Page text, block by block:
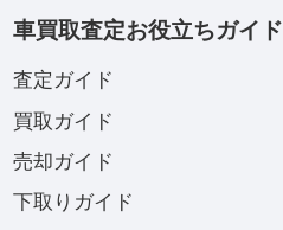
車買取査定お役立ちガイド
査定ガイド
買取ガイド
売却ガイド
下取りガイド